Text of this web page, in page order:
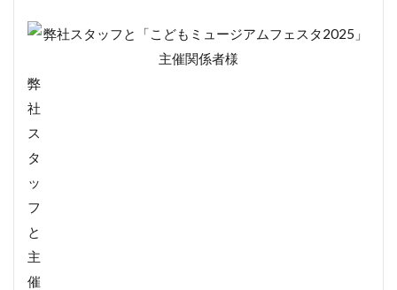
弊
社
ス
タ
ッ
フ
と
主
催